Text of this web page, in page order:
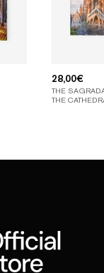
28,00€
THE
THE